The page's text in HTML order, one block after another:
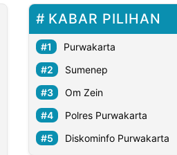
KABAR PILIHAN
Purwakarta
Sumenep
Om Zein
Polres Purwakarta
Diskominfo Purwakarta